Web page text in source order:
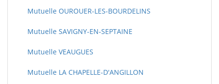
Mutuelle OUROUER-LES-BOURDELINS
Mutuelle SAVIGNY-EN-SEPTAINE
Mutuelle VEAUGUES
Mutuelle LA CHAPELLE-D'ANGILLON